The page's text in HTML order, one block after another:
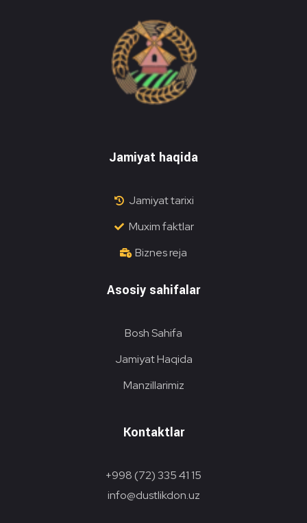
Jamiyat haqida
Jamiyat tarixi
Muxim faktlar
Biznes reja
Asosiy sahifalar
Bosh Sahifa
Jamiyat Haqida
Manzillarimiz
Kontaktlar
+998 (72) 335 41 15
info@dustlikdon.uz